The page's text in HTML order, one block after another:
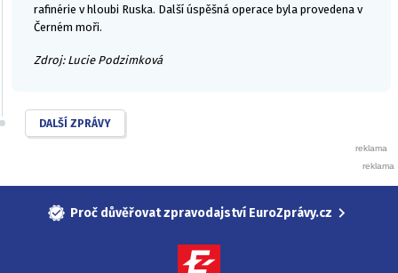
rafinérie v hloubi Ruska. Další úspěšná operace byla provedena v
Černém moři.
Zdroj: Lucie Podzimková
DALŠÍ ZPRÁVY
Proč důvěřovat zpravodajství EuroZprávy.cz